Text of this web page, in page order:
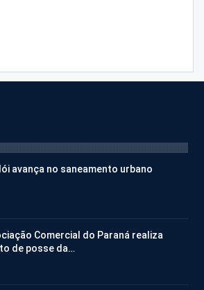
avança no saneamento urbano
Comercial do Paraná realiza
de posse da…